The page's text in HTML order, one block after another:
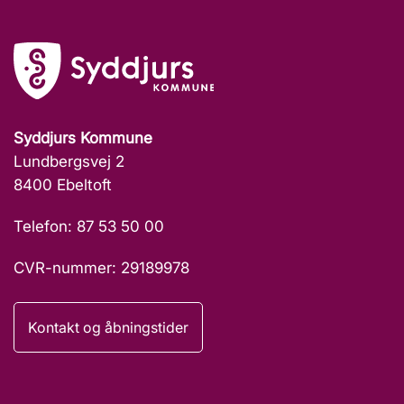
Syddjurs Kommune
Lundbergsvej 2
8400 Ebeltoft
Telefon: 87 53 50 00
CVR-nummer: 29189978
Kontakt og åbningstider